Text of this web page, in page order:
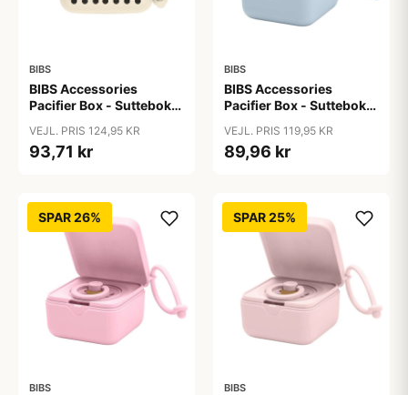
BIBS
BIBS Accessories
Pacifier Box - Sutteboks
Ivory/Black
VEJL. PRIS 124,95 KR
93,71 kr
BIBS
BIBS Accessories
Pacifier Box - Sutteboks
Baby Blue
VEJL. PRIS 119,95 KR
89,96 kr
SPAR 26%
BIBS
SPAR 25%
BIBS